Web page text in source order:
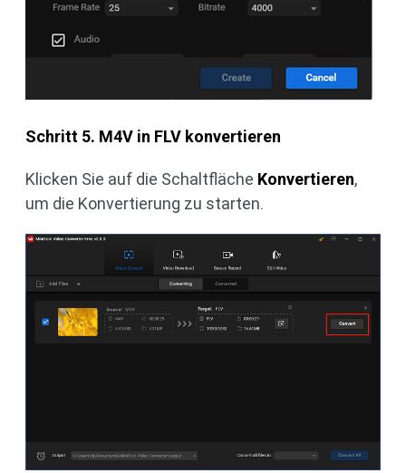
Schritt 5. M4V in FLV konvertieren
Klicken Sie auf die Schaltfläche Konvertieren,
um die Konvertierung zu starten.